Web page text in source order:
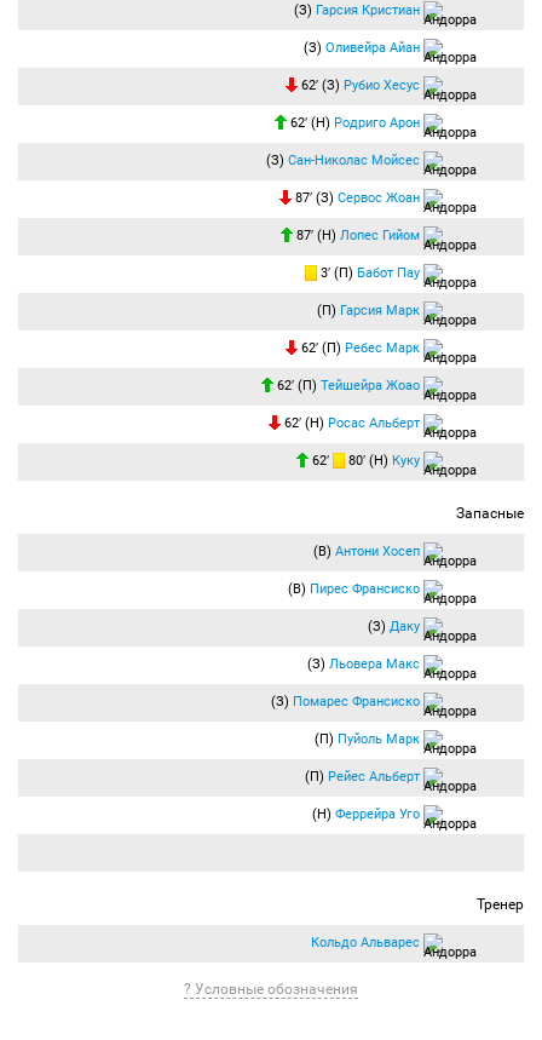
(З) Гарсия Кристиан
(З) Оливейра Айан
62′ (З) Рубио Хесус
62′ (Н) Родриго Арон
(З) Сан-Николас Мойсес
87′ (З) Сервос Жоан
87′ (Н) Лопес Гийом
3′ (П) Бабот Пау
(П) Гарсия Марк
62′ (П) Ребес Марк
62′ (П) Тейшейра Жоао
62′ (Н) Росас Альберт
62′ 80′ (Н) Куку
Запасные
(В) Антони Хосеп
(В) Пирес Франсиско
(З) Даку
(З) Льовера Макс
(З) Помарес Франсиско
(П) Пуйоль Марк
(П) Рейес Альберт
(Н) Феррейра Уго
Тренер
Кольдо Альварес
? Условные обозначения